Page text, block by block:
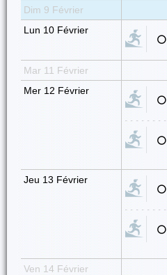
Dim 9 Février
Lun 10 Février
⚪
Mar 11 Février
Mer 12 Février
⚪
⚪
Jeu 13 Février
⚪
⚪
Ven 14 Février